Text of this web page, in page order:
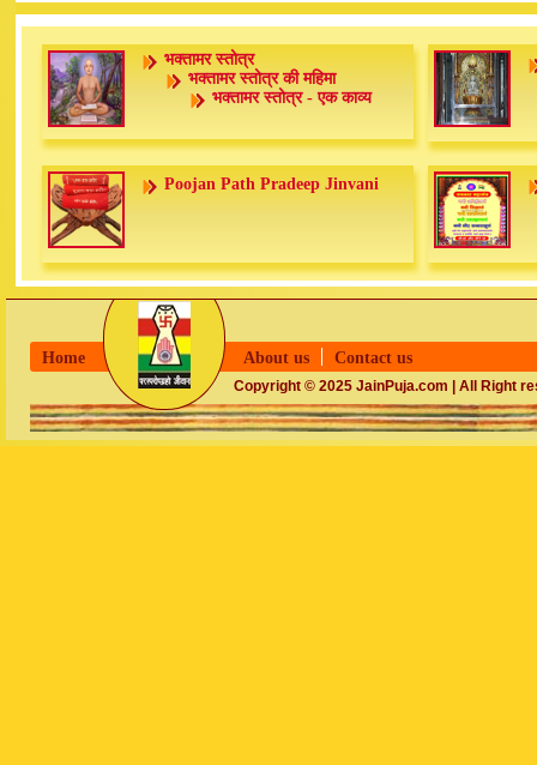
भक्तामर स्तोत्र
भक्तामर स्तोत्र की महिमा
भक्तामर स्तोत्र - एक काव्य
Poojan Path Pradeep Jinvani
Home About us Contact us
Copyright © 2025 JainPuja.com | All Right